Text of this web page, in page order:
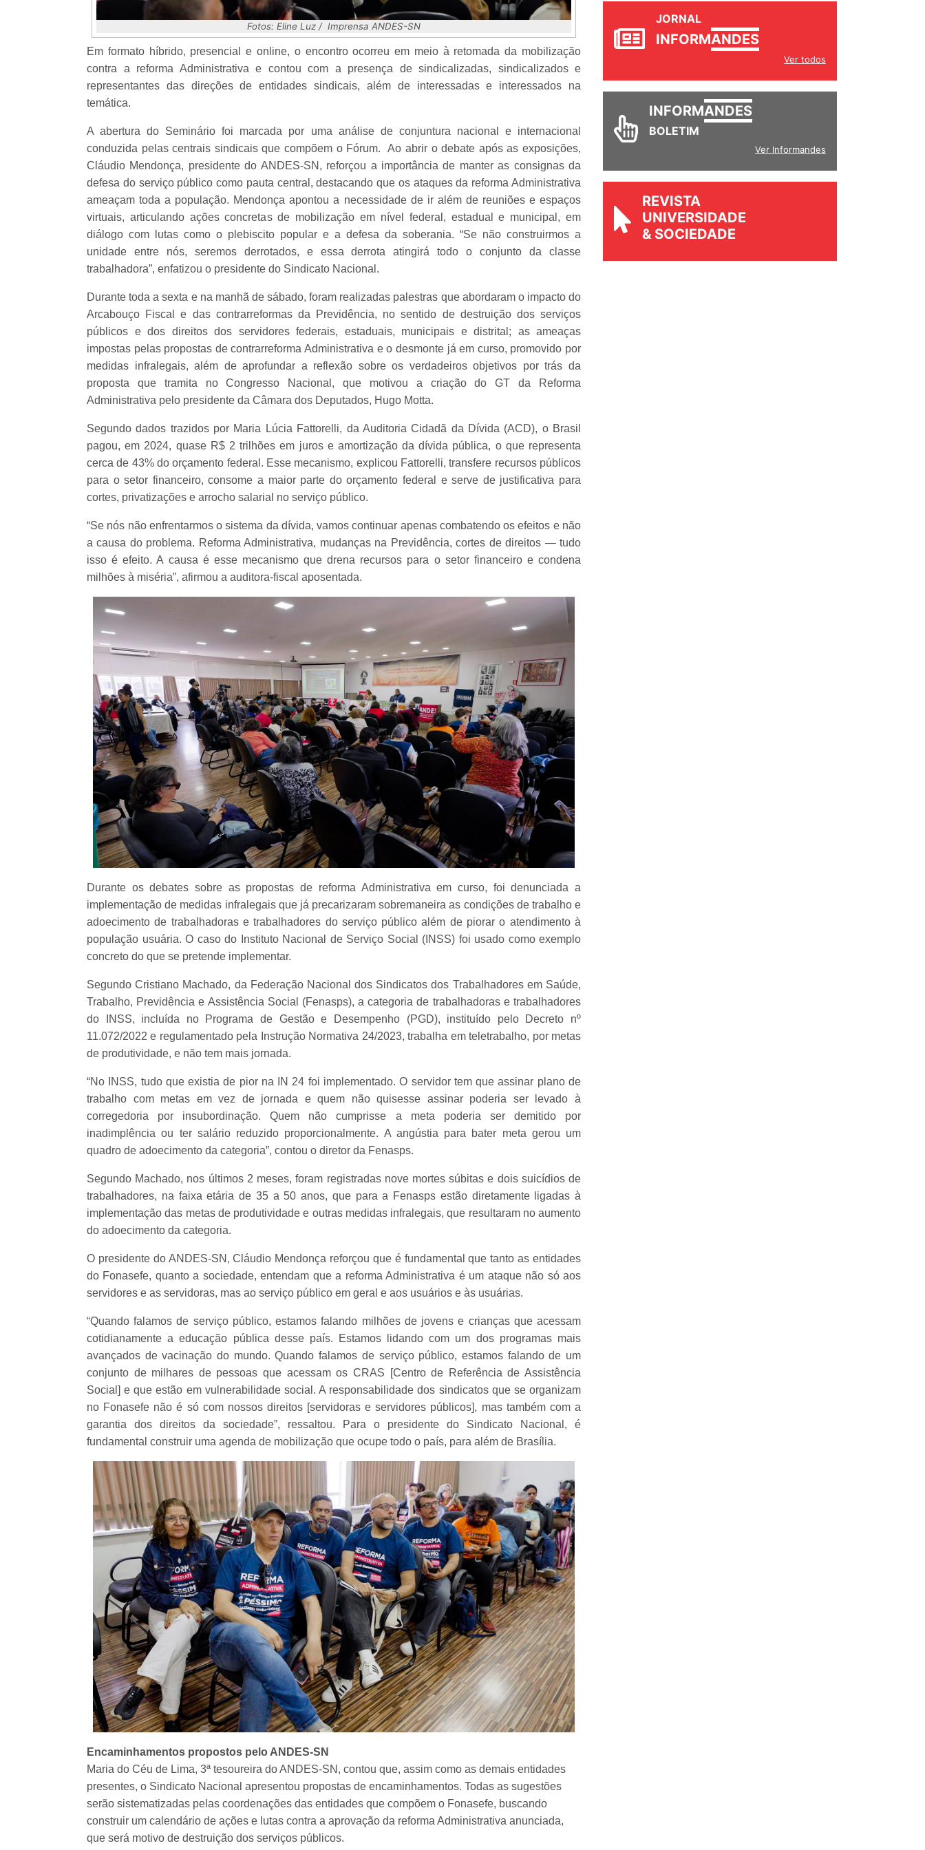
Fotos: Eline Luz / Imprensa ANDES-SN
Em formato híbrido, presencial e online, o encontro ocorreu em meio à retomada da mobilização
contra a reforma Administrativa e contou com a presença de sindicalizadas, sindicalizados e
representantes das direções de entidades sindicais, além de interessadas e interessados na
temática.
A abertura do Seminário foi marcada por uma análise de conjuntura nacional e internacional
conduzida pelas centrais sindicais que compõem o Fórum. Ao abrir o debate após as exposições,
Cláudio Mendonça, presidente do ANDES-SN, reforçou a importância de manter as consignas da
defesa do serviço público como pauta central, destacando que os ataques da reforma Administrativa
ameaçam toda a população. Mendonça apontou a necessidade de ir além de reuniões e espaços
virtuais, articulando ações concretas de mobilização em nível federal, estadual e municipal, em
diálogo com lutas como o plebiscito popular e a defesa da soberania. “Se não construirmos a
unidade entre nós, seremos derrotados, e essa derrota atingirá todo o conjunto da classe
trabalhadora”, enfatizou o presidente do Sindicato Nacional.
Durante toda a sexta e na manhã de sábado, foram realizadas palestras que abordaram o impacto do
Arcabouço Fiscal e das contrarreformas da Previdência, no sentido de destruição dos serviços
públicos e dos direitos dos servidores federais, estaduais, municipais e distrital; as ameaças
impostas pelas propostas de contrarreforma Administrativa e o desmonte já em curso, promovido por
medidas infralegais, além de aprofundar a reflexão sobre os verdadeiros objetivos por trás da
proposta que tramita no Congresso Nacional, que motivou a criação do GT da Reforma
Administrativa pelo presidente da Câmara dos Deputados, Hugo Motta.
Segundo dados trazidos por Maria Lúcia Fattorelli, da Auditoria Cidadã da Dívida (ACD), o Brasil
pagou, em 2024, quase R$ 2 trilhões em juros e amortização da dívida pública, o que representa
cerca de 43% do orçamento federal. Esse mecanismo, explicou Fattorelli, transfere recursos públicos
para o setor financeiro, consome a maior parte do orçamento federal e serve de justificativa para
cortes, privatizações e arrocho salarial no serviço público.
“Se nós não enfrentarmos o sistema da dívida, vamos continuar apenas combatendo os efeitos e não
a causa do problema. Reforma Administrativa, mudanças na Previdência, cortes de direitos — tudo
isso é efeito. A causa é esse mecanismo que drena recursos para o setor financeiro e condena
milhões à miséria”, afirmou a auditora-fiscal aposentada.
Durante os debates sobre as propostas de reforma Administrativa em curso, foi denunciada a
implementação de medidas infralegais que já precarizaram sobremaneira as condições de trabalho e
adoecimento de trabalhadoras e trabalhadores do serviço público além de piorar o atendimento à
população usuária. O caso do Instituto Nacional de Serviço Social (INSS) foi usado como exemplo
concreto do que se pretende implementar.
Segundo Cristiano Machado, da Federação Nacional dos Sindicatos dos Trabalhadores em Saúde,
Trabalho, Previdência e Assistência Social (Fenasps), a categoria de trabalhadoras e trabalhadores
do INSS, incluída no Programa de Gestão e Desempenho (PGD), instituído pelo Decreto nº
11.072/2022 e regulamentado pela Instrução Normativa 24/2023, trabalha em teletrabalho, por metas
de produtividade, e não tem mais jornada.
“No INSS, tudo que existia de pior na IN 24 foi implementado. O servidor tem que assinar plano de
trabalho com metas em vez de jornada e quem não quisesse assinar poderia ser levado à
corregedoria por insubordinação. Quem não cumprisse a meta poderia ser demitido por
inadimplência ou ter salário reduzido proporcionalmente. A angústia para bater meta gerou um
quadro de adoecimento da categoria”, contou o diretor da Fenasps.
Segundo Machado, nos últimos 2 meses, foram registradas nove mortes súbitas e dois suicídios de
trabalhadores, na faixa etária de 35 a 50 anos, que para a Fenasps estão diretamente ligadas à
implementação das metas de produtividade e outras medidas infralegais, que resultaram no aumento
do adoecimento da categoria.
O presidente do ANDES-SN, Cláudio Mendonça reforçou que é fundamental que tanto as entidades
do Fonasefe, quanto a sociedade, entendam que a reforma Administrativa é um ataque não só aos
servidores e as servidoras, mas ao serviço público em geral e aos usuários e às usuárias.
“Quando falamos de serviço público, estamos falando milhões de jovens e crianças que acessam
cotidianamente a educação pública desse país. Estamos lidando com um dos programas mais
avançados de vacinação do mundo. Quando falamos de serviço público, estamos falando de um
conjunto de milhares de pessoas que acessam os CRAS [Centro de Referência de Assistência
Social] e que estão em vulnerabilidade social. A responsabilidade dos sindicatos que se organizam
no Fonasefe não é só com nossos direitos [servidoras e servidores públicos], mas também com a
garantia dos direitos da sociedade”, ressaltou. Para o presidente do Sindicato Nacional, é
fundamental construir uma agenda de mobilização que ocupe todo o país, para além de Brasília.
Encaminhamentos propostos pelo ANDES-SN
Maria do Céu de Lima, 3ª tesoureira do ANDES-SN, contou que, assim como as demais entidades
presentes, o Sindicato Nacional apresentou propostas de encaminhamentos. Todas as sugestões
serão sistematizadas pelas coordenações das entidades que compõem o Fonasefe, buscando
construir um calendário de ações e lutas contra a aprovação da reforma Administrativa anunciada,
que será motivo de destruição dos serviços públicos.
JORNAL
Ver todos
INFORM
Ver Informandes
REVISTA
UNIVERSIDADE